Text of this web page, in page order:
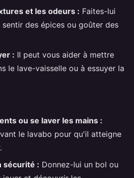
et les odeurs : Faites-lui
des épices ou goûter des
: Il peut vous aider à mettre
le lave-vaisselle ou à essuyer la
ou se laver les mains :
le lavabo pour qu'il atteigne
sécurité : Donnez-lui un bol ou